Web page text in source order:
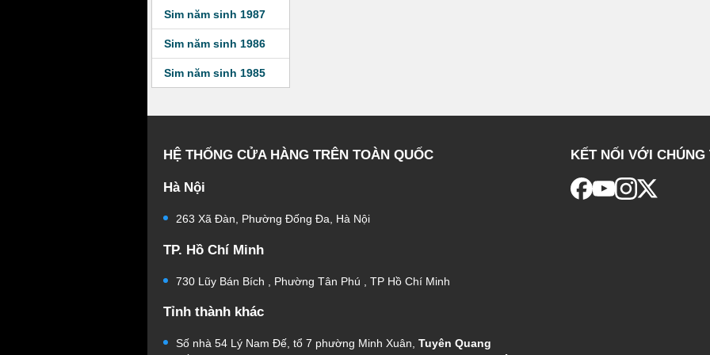
Sim năm sinh 1987
Sim năm sinh 1986
Sim năm sinh 1985
HỆ THỐNG CỬA HÀNG TRÊN TOÀN QUỐC
Hà Nội
263 Xã Đàn, Phường Đống Đa, Hà Nội
TP. Hồ Chí Minh
730 Lũy Bán Bích , Phường Tân Phú , TP Hồ Chí Minh
Tỉnh thành khác
Số nhà 54 Lý Nam Đế, tổ 7 phường Minh Xuân, Tuyên Quang
KẾT NỐI VỚI CHÚNG